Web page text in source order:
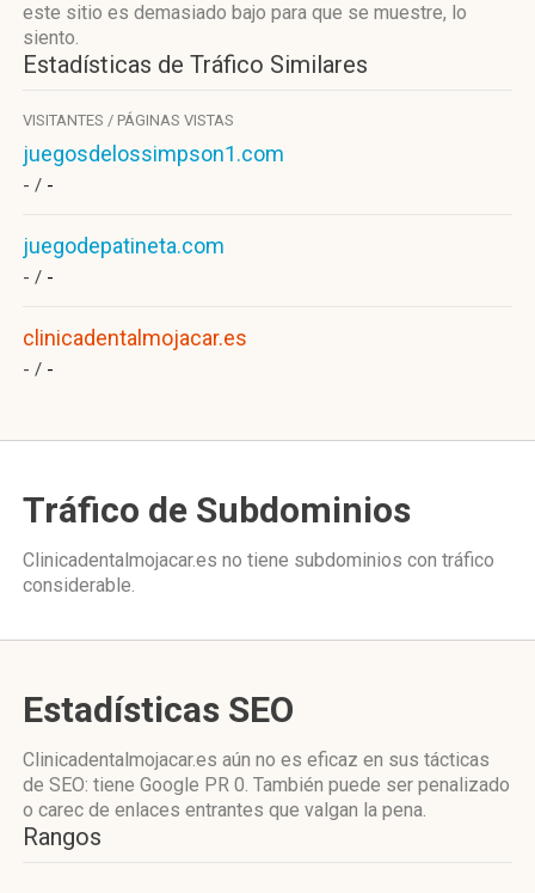
este sitio es demasiado bajo para que se muestre, lo
siento.
Estadísticas de Tráfico Similares
VISITANTES / PÁGINAS VISTAS
juegosdelossimpson1.com
- / -
juegodepatineta.com
- / -
clinicadentalmojacar.es
- / -
Tráfico de Subdominios
Clinicadentalmojacar.es no tiene subdominios con tráfico
considerable.
Estadísticas SEO
Clinicadentalmojacar.es aún no es eficaz en sus tácticas
de SEO: tiene Google PR 0. También puede ser penalizado
o carec de enlaces entrantes que valgan la pena.
Rangos